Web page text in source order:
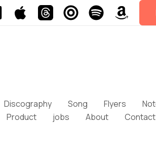
Discography Song Flyers
Product jobs About Contact